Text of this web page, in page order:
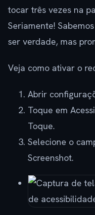
tocar três vezes na
Seriamente!
ser verdade, mas
Veja como ativar o
Abrir
Toque em
Toque.
Selecione o
Screenshot.